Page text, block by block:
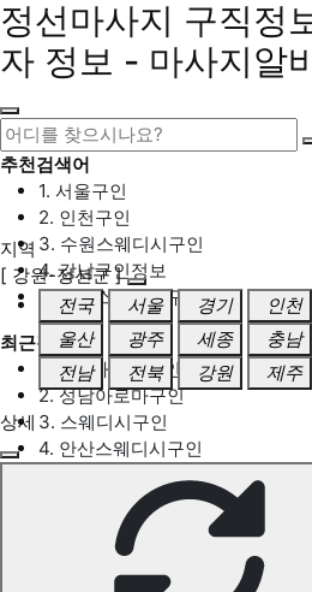
정선마사지 구직정
자 정보 - 마사지알
추천검색어
1. 서울구인
2. 인천구인
3. 수원스웨디시구인
4. 강남구인정보
5. 동탄스웨디시구인
최근검색어
1. 일산마사지구인
2. 성남아로마구인
3. 스웨디시구인
4. 안산스웨디시구인
정선 마사지 구직정보
지역
[ 강원-정선군 ]
전국
서울 경기 인천
울산
광주 세종 충남
전남
전북 강원 제주
상세